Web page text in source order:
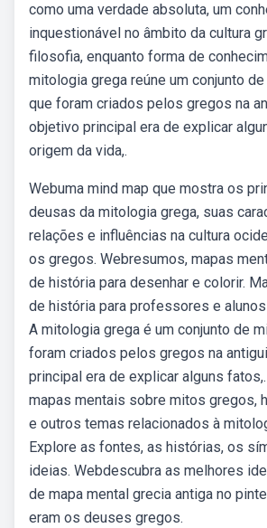
como uma verdade absoluta, um
inquestionável no âmbito da cultura
filosofia, enquanto forma de
mitologia grega reúne um conjunto
que foram criados pelos gregos na
objetivo principal era de explicar
origem da vida,.
Webuma mind map que mostra os
deusas da mitologia grega, suas
relações e influências na cultura
os gregos. Webresumos, mapas
de história para desenhar e colorir.
de história para professores e
A mitologia grega é um conjunto de
foram criados pelos gregos na
principal era de explicar alguns
mapas mentais sobre mitos gregos,
e outros temas relacionados à
Explore as fontes, as histórias, os
ideias. Webdescubra as melhores
de mapa mental grecia antiga no
eram os deuses gregos.